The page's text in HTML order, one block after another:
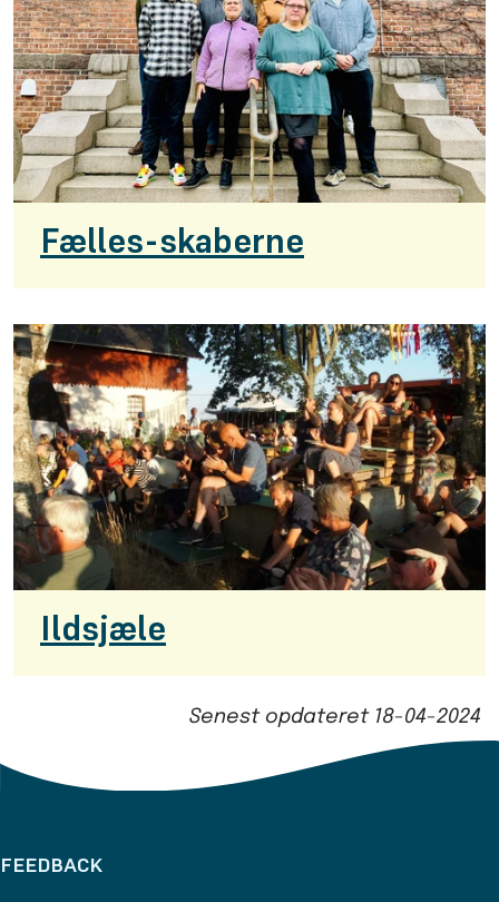
Fælles-skaberne
Ildsjæle
Senest opdateret 18-04-2024
FEEDBACK